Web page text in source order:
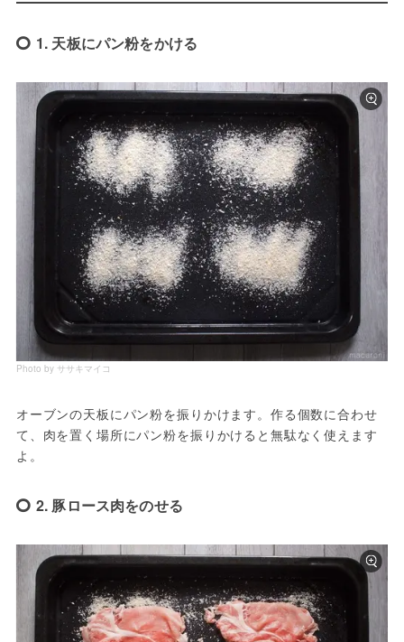
1. 天板にパン粉をかける
Photo by ササキマイコ
オーブンの天板にパン粉を振りかけます。作る個数に合わせ
て、肉を置く場所にパン粉を振りかけると無駄なく使えます
よ。
2. 豚ロース肉をのせる